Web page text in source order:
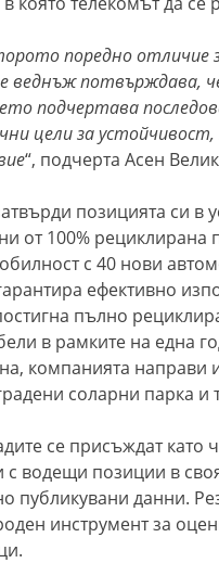
поредно отличие
веднъж потвърждава,
подчертава
цели за
“, подчерта Асен
позицията си в
от 100%
с 40 нови
ефективно
пълно
в рамките на една
компанията направи
соларни парка
се присъждат като
водещи позиции в
публикувани данни.
инструмент за